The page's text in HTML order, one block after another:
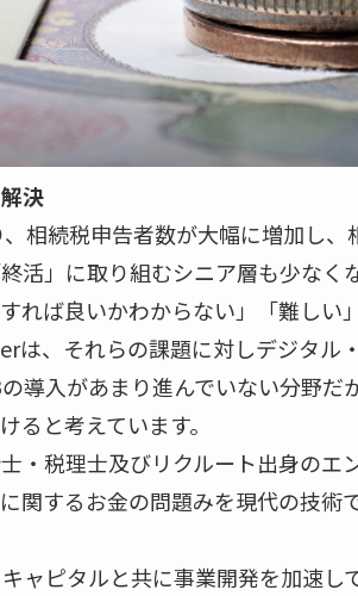
決
相続税申告者数が大幅に増加し
活」に取り組むシニア層も少なく
れば良いかわからない」「難しい
は、それらの課題に対しデジタル
導入があまり進んでいない分野
ると考えています。
・税理士及びリクルート出身のエ
関するお金の問題みを現代の技術
ャピタルと共に事業開発を加速し